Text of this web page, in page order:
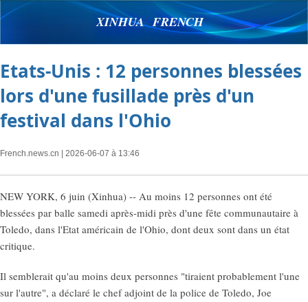
XINHUA FRENCH
Etats-Unis : 12 personnes blessées
lors d'une fusillade près d'un
festival dans l'Ohio
French.news.cn | 2026-06-07 à 13:46
NEW YORK, 6 juin (Xinhua) -- Au moins 12 personnes ont été
blessées par balle samedi après-midi près d'une fête communautaire à
Toledo, dans l'Etat américain de l'Ohio, dont deux sont dans un état
critique.
Il semblerait qu'au moins deux personnes "tiraient probablement l'une
sur l'autre", a déclaré le chef adjoint de la police de Toledo, Joe